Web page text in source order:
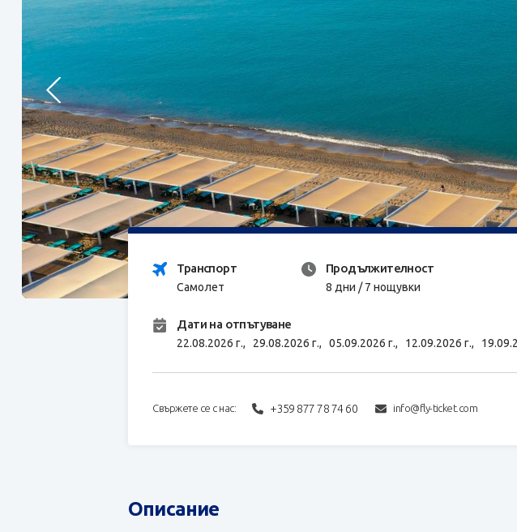
Транспорт
Самолет
Продължителност
8 дни / 7 нощувки
Дати на отпътуване
22.08.2026 г., 29.08.2026 г.,05.09.2026 г., 12.09.2026 г.,
Свържете се с нас: +359 877 78 74 60 info@fly-ticket.com
Описание